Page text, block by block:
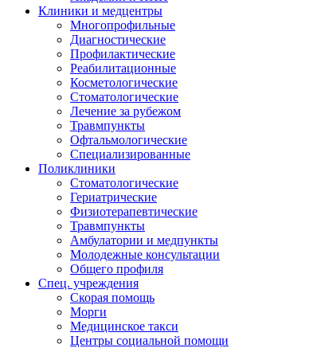
Клиники и медцентры
Многопрофильные
Диагностические
Профилактические
Реабилитационные
Косметологические
Стоматологические
Лечение за рубежом
Травмпункты
Офтальмологические
Специализированные
Поликлиники
Стоматологические
Гериатрические
Физиотерапевтические
Травмпункты
Амбулатории и медпункты
Молодежные консультации
Общего профиля
Спец. учреждения
Скорая помощь
Морги
Медицинское такси
Центры социальной помощи